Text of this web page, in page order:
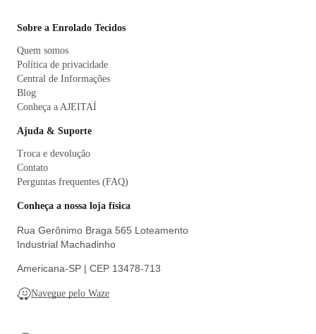
Sobre a Enrolado Tecidos
Quem somos
Política de privacidade
Central de Informações
Blog
Conheça a AJEITAÍ
Ajuda & Suporte
Troca e devolução
Contato
Perguntas frequentes (FAQ)
Conheça a nossa loja física
Rua Gerônimo Braga 565 Loteamento
Industrial Machadinho
Americana-SP | CEP 13478-713
Navegue pelo Waze